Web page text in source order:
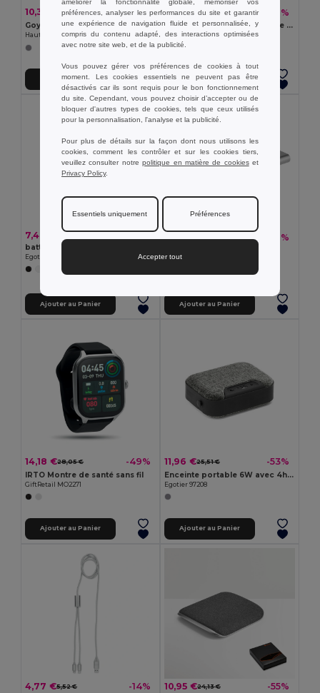
10,30 € 18,85 € -45%
Goya 53582
Haut-parleur Bluetooth 5.0 sans fil, Bambou IVY
Ajouter au Panier
24,57 €34,71 € -29%
Batterie nomade magnétique de 10 000 mAh avec chargeur sans fil ultrarapide de 15 W en ABS recyclé (100 % rABS) avec support
Egotier 97143
Ajouter au Panier
7,46 €
Egotier 97195
Ajouter au Panier
9,15 € -36%
Batterie Externe POWER BANK KEA
Ajouter au Panier
14,18 €28,05 € -49%
IRTO Montre de santé sans fil
GiftRetail MO2271
Ajouter au Panier
11,96 €25,51 € -53%
Enceinte portable 6W avec 4h d'autonomie en ABS
Egotier 97208
Ajouter au Panier
4,77 €5,52 € -14% 10,95 €24,13 € -55%
préférences, analyser les performances du site et garantir
une expérience de navigation fluide et personnalisée, y
compris du contenu adapté, des interactions optimisées
avec notre site web, et de la publicité.
Vous pouvez gérer vos préférences de cookies à tout
moment. Les cookies essentiels ne peuvent pas être
désactivés car ils sont requis pour le bon fonctionnement
du site. Cependant, vous pouvez choisir d’accepter ou de
bloquer d'autres types de cookies, tels que ceux utilisés
pour la personnalisation, l'analyse et la publicité.
Pour plus de détails sur la façon dont nous utilisons les
cookies, comment les contrôler et sur les cookies tiers,
veuillez consulter notrepolitique en matière de cookieset
Privacy Policy.
Essentiels uniquement Préférences
Accepter tout